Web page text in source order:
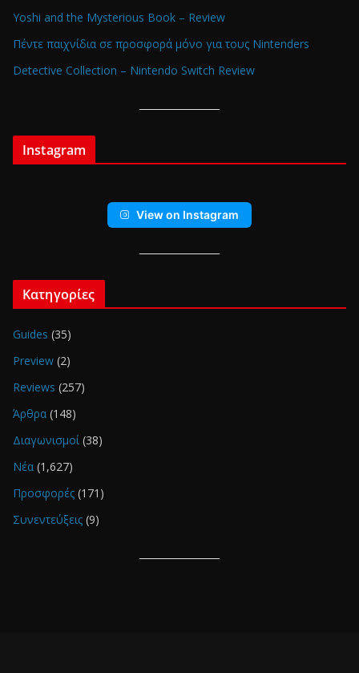
Yoshi and the Mysterious Book – Review
Πέντε παιχνίδια σε προσφορά μόνο για τους Nintenders
Detective Collection – Nintendo Switch Review
Instagram
View on Instagram
Κατηγορίες
Guides (35)
Preview (2)
Reviews (257)
Άρθρα (148)
Διαγωνισμοί(38)
Νέα (1,627)
Προσφορές (171)
Συνεντεύξεις (9)